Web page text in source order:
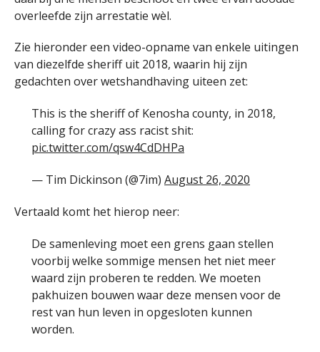
overleefde zijn arrestatie wèl.
Zie hieronder een video-opname van enkele uitingen
van diezelfde sheriff uit 2018, waarin hij zijn
gedachten over wetshandhaving uiteen zet:
This is the sheriff of Kenosha county, in 2018,
calling for crazy ass racist shit:
pic.twitter.com/qsw4CdDHPa
— Tim Dickinson (@7im) August 26, 2020
Vertaald komt het hierop neer:
De samenleving moet een grens gaan stellen
voorbij welke sommige mensen het niet meer
waard zijn proberen te redden. We moeten
pakhuizen bouwen waar deze mensen voor de
rest van hun leven in opgesloten kunnen
worden.